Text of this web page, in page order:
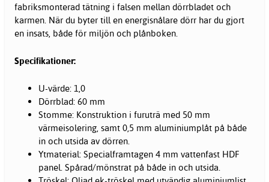
fabriksmonterad tätning i falsen mellan dörrbladet och
karmen. När du byter till en energisnålare dörr har du gjort
en insats, både för miljön och plånboken.
Specifikationer:
U-värde: 1,0
Dörrblad: 60 mm
Stomme: Konstruktion i furuträ med 50 mm
värmeisolering, samt 0,5 mm aluminiumplåt på både
in och utsida av dörren.
Ytmaterial: Specialframtagen 4 mm vattenfast HDF
panel. Spårad/mönstrat på både in och utsida.